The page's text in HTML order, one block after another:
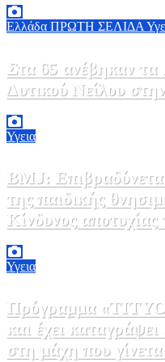
Ελλάδα ΠΡΩΤΗ ΣΕΛΙΔΑ
Στα 65 ανέβηκαν τα
Δυτικού Νείλου
Υγεια
BMJ:
της παιδικής
Κίνδυνος
Υγεια
Πρόγραμμα
και έχει
στη μάχη που